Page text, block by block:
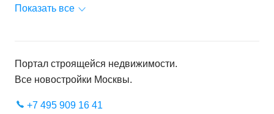
Показать все
Портал строящейся недвижимости.
Все новостройки Москвы.
+7 495 909 16 41